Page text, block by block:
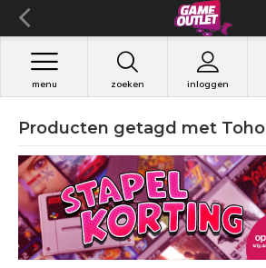
zoeken inloggen
menu
Producten getagd met Toho